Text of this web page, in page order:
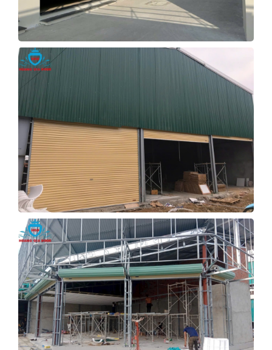
CỬA CUỐN KHO QUẢNG NGÃI
Xem Tiếp
THI CÔNG CỬA CUỐN NHÀ
THUỐC
Xem Tiếp